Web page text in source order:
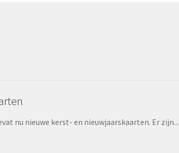
nu nieuwe kerst- en nieuwjaarskaarten. Er zijn...